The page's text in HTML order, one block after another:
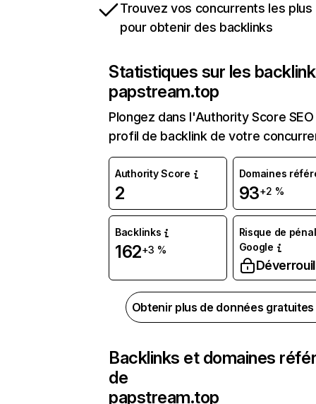
Trouvez vos concurrents les
pour obtenir des backlinks
Statistiques sur les
papstream.top
Plongez dans l'Authority Score
profil de backlink de votre
Authority Score
2
Domaines
93+2 %
Backlinks
162+3 %
Risque de
Google
Obtenir plus de données
Backlinks et domaines
de
papstream.top